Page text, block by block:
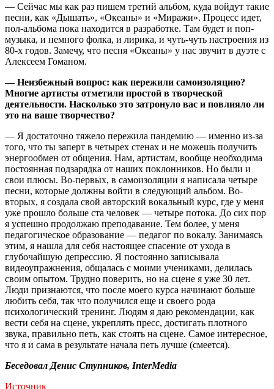
— Сейчас мы как раз пишем третий альбом, куда войдут такие
песни, как «Дышать», «Океаны» и «Миражи». Процесс идет,
пол-альбома пока находится в разработке. Там будет и поп-
музыка, и немного фолка, и лирика, и чуть-чуть настроения из
80-х годов. Замечу, что песня «Океаны» у нас звучит в дуэте с
Алексеем Гоманом.
— Неизбежный вопрос: как пережили самоизоляцию?
Многие артисты отметили простой в творческой
деятельности. Насколько это затронуло вас и повлияло ли
это на ваше творчество?
— Я достаточно тяжело пережила пандемию — именно из-за
того, что ты заперт в четырех стенах и не можешь получить
энергообмен от общения. Нам, артистам, вообще необходима
постоянная подзарядка от наших поклонников. Но были и
свои плюсы. Во-первых, в самоизоляции я написала четыре
песни, которые должны войти в следующий альбом. Во-
вторых, я создала свой авторский вокальный курс, где у меня
уже прошло больше ста человек — четыре потока. До сих пор
я успешно продолжаю преподавание. Тем более, у меня
педагогическое образование — педагог по вокалу. Занимаясь
этим, я нашла для себя настоящее спасение от ухода в
глубочайшую депрессию. Я постоянно записывала
видеоупражнения, общалась с моими учениками, делилась
своим опытом. Трудно поверить, но на сцене я уже 30 лет.
Люди признаются, что после моего курса начинают больше
любить себя, так что получился еще и своего рода
психологический тренинг. Людям я даю рекомендации, как
вести себя на сцене, укреплять пресс, достигать плотного
звука, правильно петь, как стоять на сцене. Самое интересное,
что я и сама в результате начала петь лучше (смеется).
Беседовал Денис Ступников, InterMedia
Источник